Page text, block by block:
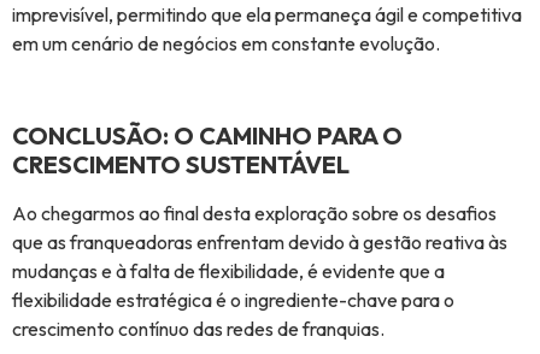
imprevisível, permitindo que ela permaneça ágil e competitiva
em um cenário de negócios em constante evolução.
CONCLUSÃO: O CAMINHO PARA O
CRESCIMENTO SUSTENTÁVEL
Ao chegarmos ao final desta exploração sobre os desafios
que as franqueadoras enfrentam devido à gestão reativa às
mudanças e à falta de flexibilidade, é evidente que a
flexibilidade estratégica é o ingrediente-chave para o
crescimento contínuo das redes de franquias.